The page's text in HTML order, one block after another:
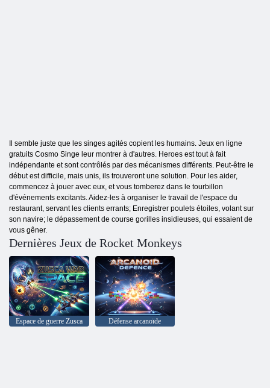
Il semble juste que les singes agités copient les humains. Jeux en ligne
gratuits Cosmo Singe leur montrer à d'autres. Heroes est tout à fait
indépendante et sont contrôlés par des mécanismes différents. Peut-être le
début est difficile, mais unis, ils trouveront une solution. Pour les aider,
commencez à jouer avec eux, et vous tomberez dans le tourbillon
d'événements excitants. Aidez-les à organiser le travail de l'espace du
restaurant, servant les clients errants; Enregistrer poulets étoiles, volant sur
son navire; le dépassement de course gorilles insidieuses, qui essaient de
vous gêner.
Dernières Jeux de Rocket Monkeys
Espace de guerre Zusca Défense arcanoïde